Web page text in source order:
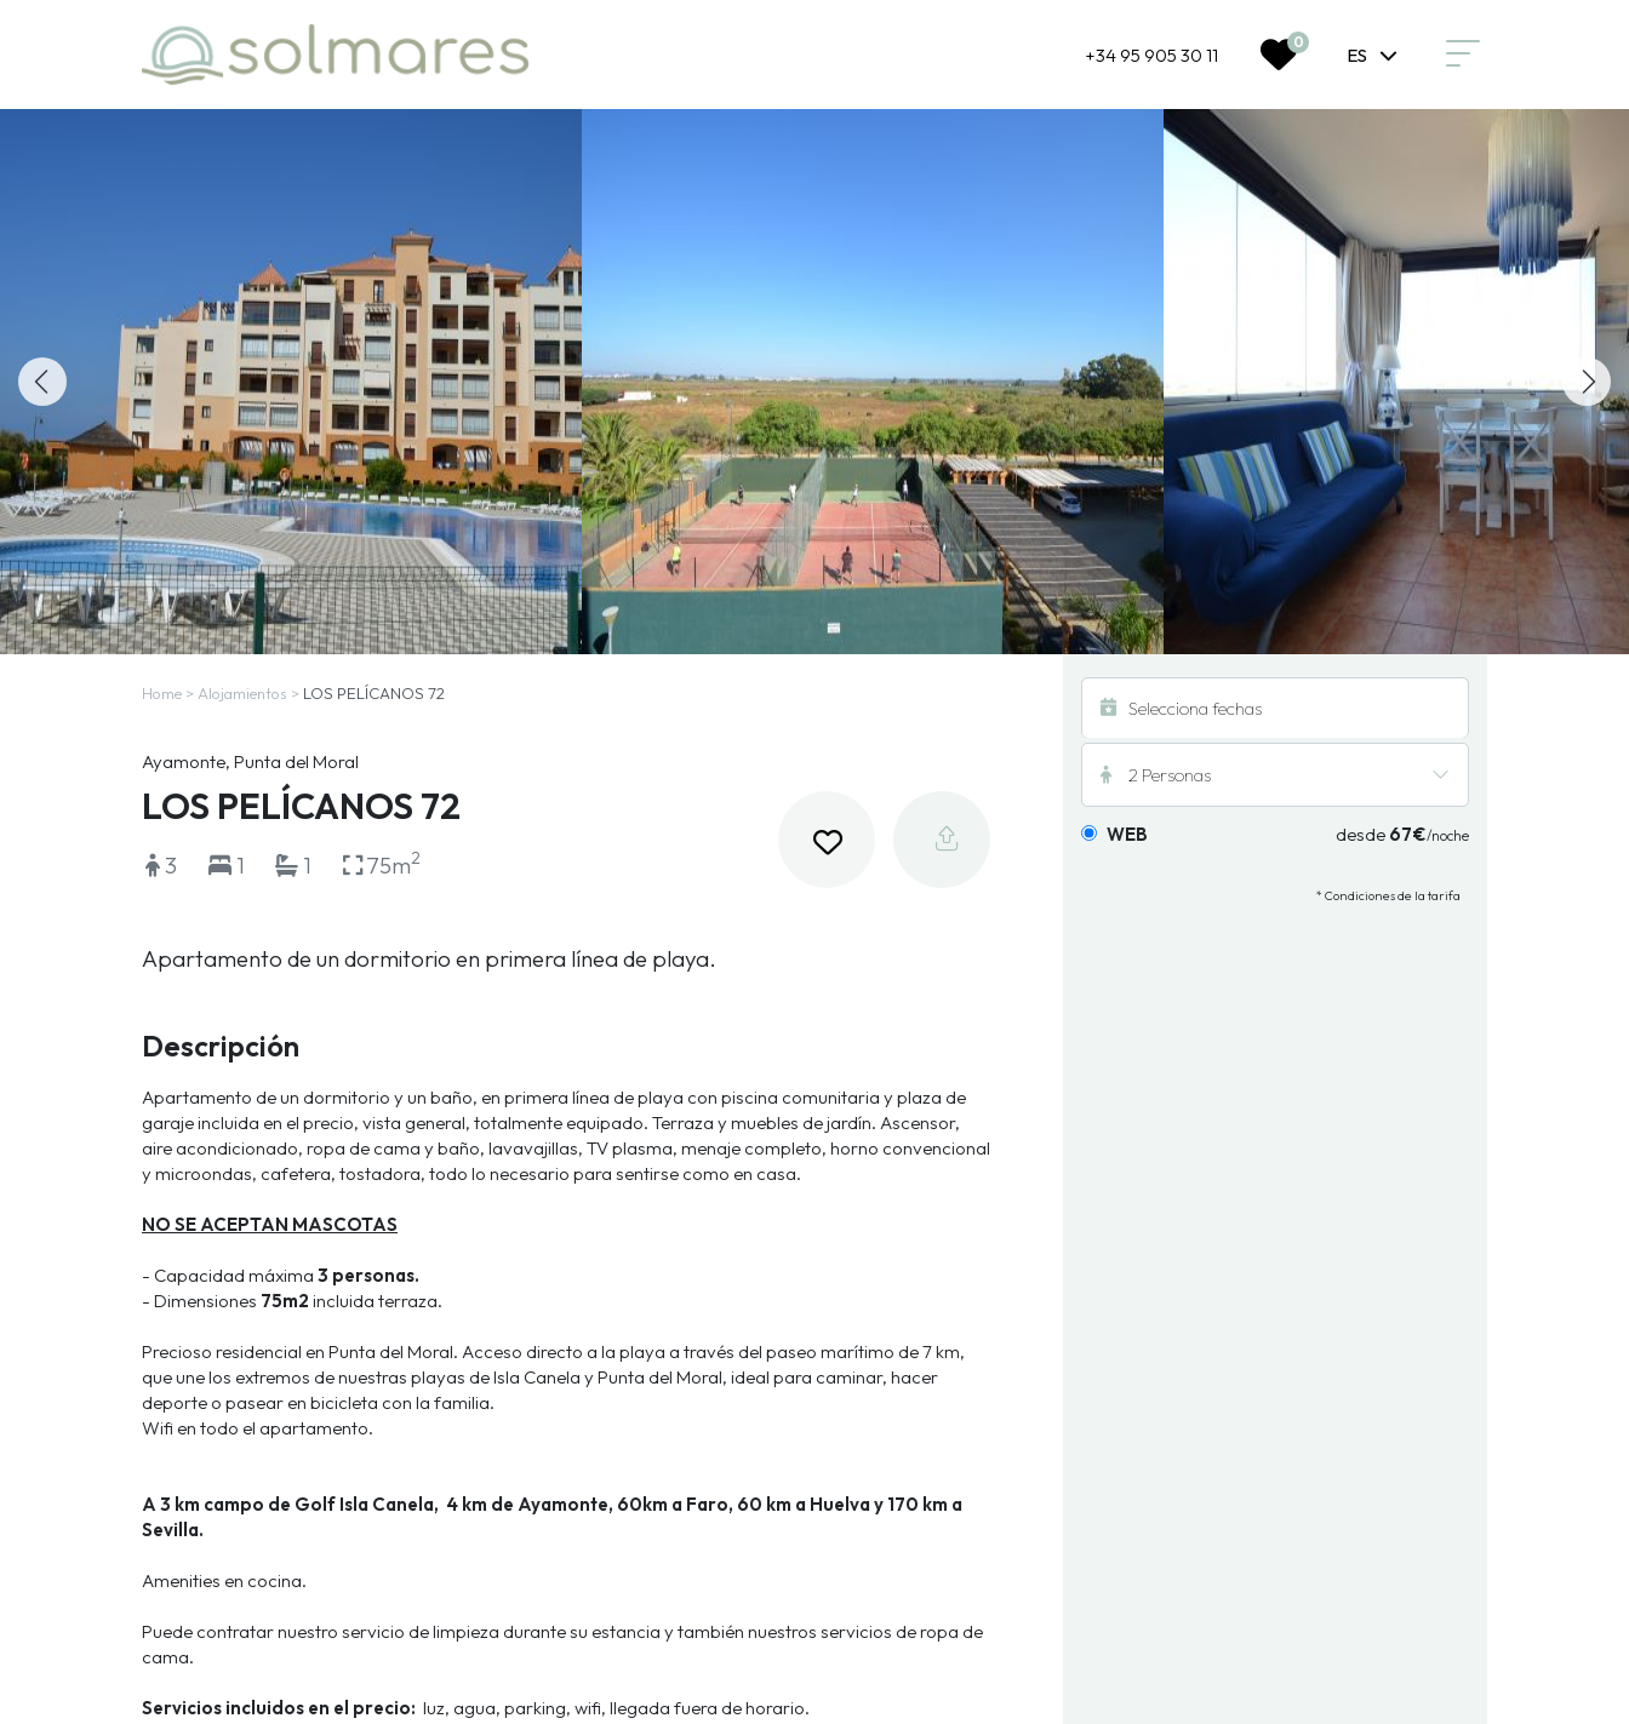
+34 95 905 30 11
0
ES
Home > Alojamientos > LOS PELÍCANOS 72
Ayamonte, Punta del Moral
LOS PELÍCANOS 72
3 1 1 75m2
Apartamento de un dormitorio en primera línea de playa.
Descripción
Apartamento de un dormitorio y un baño, en primera línea de playa con piscina comunitaria y plaza de
garaje incluida en el precio, vista general, totalmente equipado. Terraza y muebles de jardín. Ascensor,
aire acondicionado, ropa de cama y baño, lavavajillas, TV plasma, menaje completo, horno convencional
y microondas, cafetera, tostadora, todo lo necesario para sentirse como en casa.
NO SE ACEPTAN MASCOTAS
- Capacidad máxima 3 personas.
- Dimensiones 75m2 incluida terraza.
Precioso residencial en Punta del Moral. Acceso directo a la playa a través del paseo marítimo de 7 km,
que une los extremos de nuestras playas de Isla Canela y Punta del Moral, ideal para caminar, hacer
deporte o pasear en bicicleta con la familia.
Wifi en todo el apartamento.
A 3 km campo de Golf Isla Canela, 4 km de Ayamonte, 60km a Faro, 60 km a Huelva y 170 km a
Sevilla.
Amenities en cocina.
Puede contratar nuestro servicio de limpieza durante su estancia y también nuestros servicios de ropa de
cama.
Servicios incluidos en el precio: luz, agua, parking, wifi, llegada fuera de horario.
2 Personas
WEB desde 67€/noche
* Condiciones de la tarifa